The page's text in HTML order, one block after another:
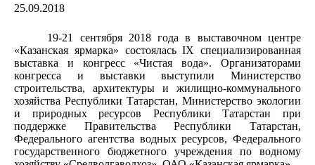
25.09.2018
19-21 сентября 2018 года в выставочном центре
«Казанская ярмарка» состоялась IX специализированная
выставка и конгресс «Чистая вода». Организаторами
конгресса и выставки выступили Министерство
строительства, архитектуры и жилищно-коммунального
хозяйства Республики Татарстан, Министерство экологии
и природных ресурсов Республики Татарстан при
поддержке Правительства Республики Татарстан,
Федерального агентства водных ресурсов, Федерального
государственного бюджетного учреждения по водному